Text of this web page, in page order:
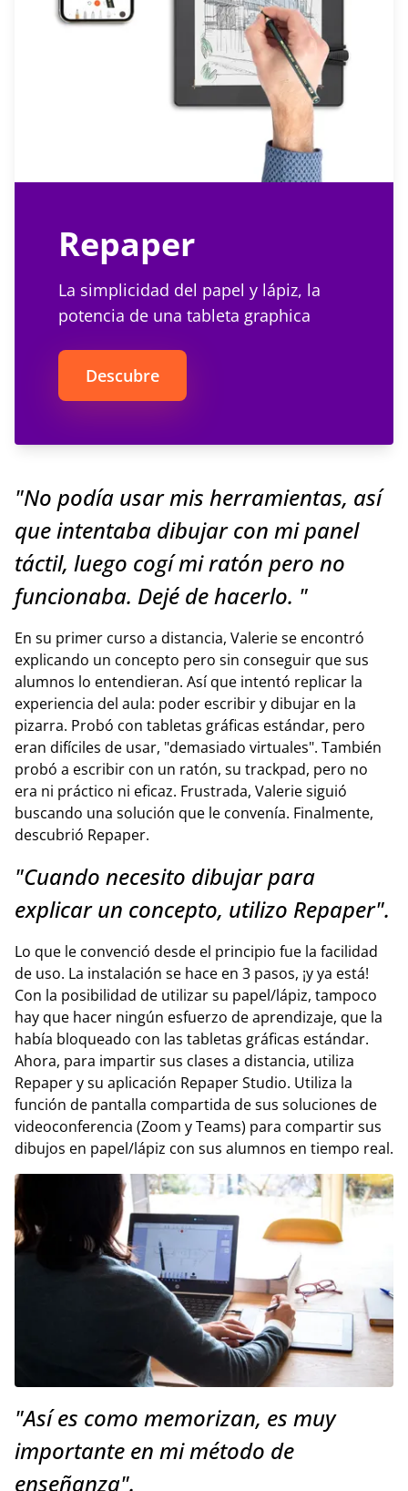
Repaper
La simplicidad del papel y lápiz, la
potencia de una tableta graphica
Descubre
"No podía usar mis herramientas, así
que intentaba dibujar con mi panel
táctil, luego cogí mi ratón pero no
funcionaba. Dejé de hacerlo. "
En su primer curso a distancia, Valerie se encontró
explicando un concepto pero sin conseguir que sus
alumnos lo entendieran. Así que intentó replicar la
experiencia del aula: poder escribir y dibujar en la
pizarra. Probó con tabletas gráficas estándar, pero
eran difíciles de usar, "demasiado virtuales". También
probó a escribir con un ratón, su trackpad, pero no
era ni práctico ni eficaz. Frustrada, Valerie siguió
buscando una solución que le convenía. Finalmente,
descubrió Repaper.
"Cuando necesito dibujar para
explicar un concepto, utilizo Repaper".
Lo que le convenció desde el principio fue la facilidad
de uso. La instalación se hace en 3 pasos, ¡y ya está!
Con la posibilidad de utilizar su papel/lápiz, tampoco
hay que hacer ningún esfuerzo de aprendizaje, que la
había bloqueado con las tabletas gráficas estándar.
Ahora, para impartir sus clases a distancia, utiliza
Repaper y su aplicación Repaper Studio. Utiliza la
función de pantalla compartida de sus soluciones de
videoconferencia (Zoom y Teams) para compartir sus
dibujos en papel/lápiz con sus alumnos en tiempo real.
"Así es como memorizan, es muy
importante en mi método de
enseñanza".